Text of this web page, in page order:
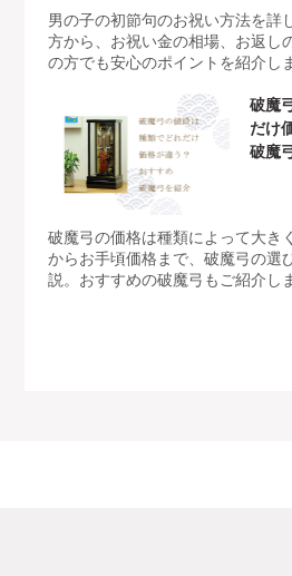
男の子の初節句のお祝い方法を詳
方から、お祝い金の相場、お返し
の方でも安心のポイントを紹介し
破魔
だけ
破魔
破魔弓の価格は種類によって大き
からお手頃価格まで、破魔弓の選
説。おすすめの破魔弓もご紹介し